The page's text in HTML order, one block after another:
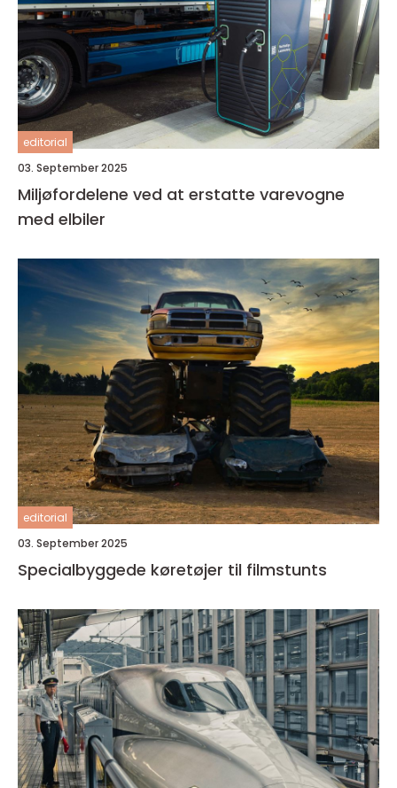
editorial
03. September 2025
Miljøfordelene ved at erstatte varevogne
med elbiler
editorial
03. September 2025
Specialbyggede køretøjer til filmstunts